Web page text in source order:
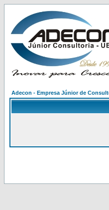
Adecon - Empresa Júnior de